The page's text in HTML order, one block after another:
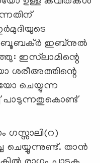
അബൂബക്ര്‍ ഇബ്‌നുല്‍
ഇസ്‌ലാമിന്റെ
ശരീഅത്തിന്റെ
ചെയ്യുന്ന
പാടുന്നതുകൊണ്ട്
ഗസ്സാലി(റ)
ചെയ്യുന്നുണ്ട്. താന്‍